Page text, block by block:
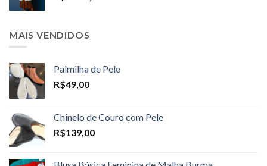
MAIS VENDIDOS
Palmilha de Pele
R$49,00
Chinelo de Couro com Pele
R$139,00